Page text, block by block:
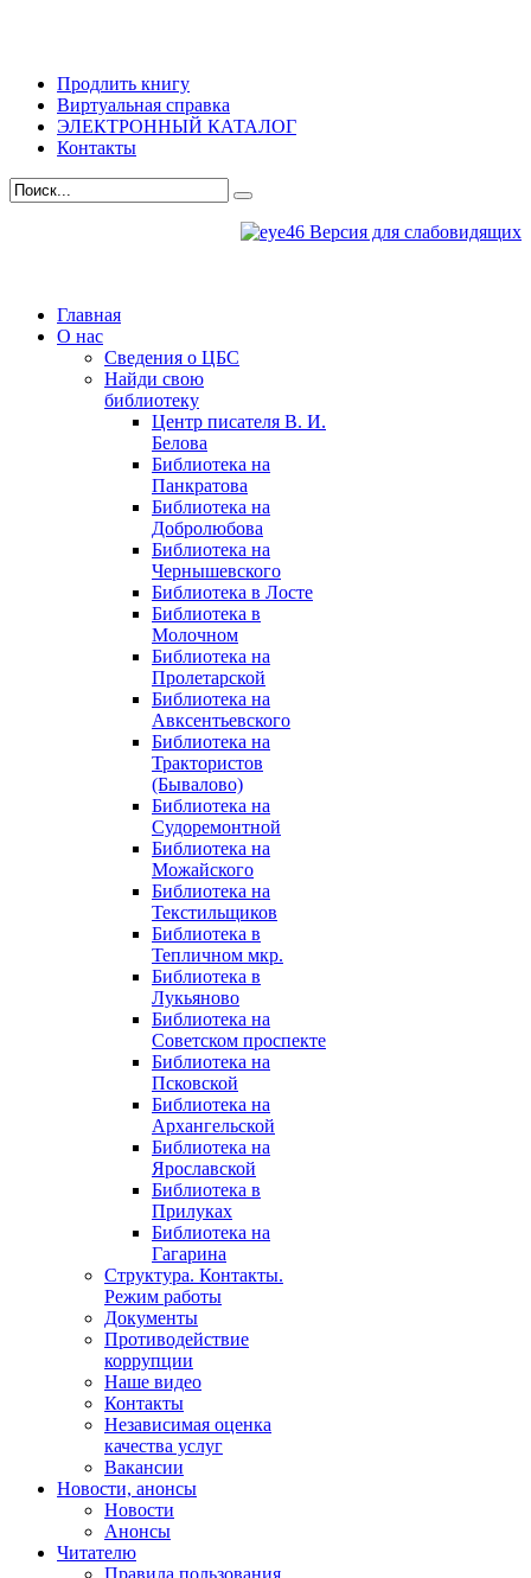
Продлить книгу
Виртуальная справка
ЭЛЕКТРОННЫЙ КАТАЛОГ
Контакты
Версия для слабовидящих
Главная
О нас
Сведения о ЦБС
Найди свою
библиотеку
Центр писателя В. И.
Белова
Библиотека на
Панкратова
Библиотека на
Добролюбова
Библиотека на
Чернышевского
Библиотека в Лосте
Библиотека в
Молочном
Библиотека на
Пролетарской
Библиотека на
Авксентьевского
Библиотека на
Трактористов
(Бывалово)
Библиотека на
Судоремонтной
Библиотека на
Можайского
Библиотека на
Текстильщиков
Библиотека в
Тепличном мкр.
Библиотека в
Лукьяново
Библиотека на
Советском проспекте
Библиотека на
Псковской
Библиотека на
Архангельской
Библиотека на
Ярославской
Библиотека в
Прилуках
Библиотека на
Гагарина
Структура. Контакты.
Режим работы
Документы
Противодействие
коррупции
Наше видео
Контакты
Независимая оценка
качества услуг
Вакансии
Новости, анонсы
Новости
Анонсы
Читателю
Правила пользования